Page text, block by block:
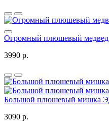
Огромный плюшевый
3990 р.
Большой плюшевый мишка
3090 р.